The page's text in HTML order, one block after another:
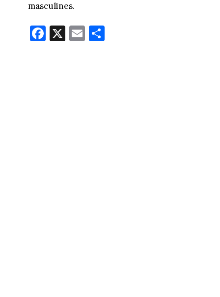
masculines.
Fa
ce
X E
m
Pa
rt